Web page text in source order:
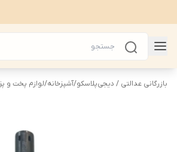
بازرگانی عدالتی / دیجی‌پلاسکو/آشپزخانه/لوازم پخت و پز